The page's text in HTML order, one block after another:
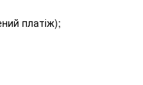
платіж);